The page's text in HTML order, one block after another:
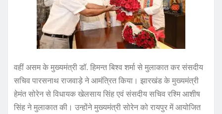
वहीं असम के मुख्यमंत्री डॉ. हिमन्त बिश्व शर्मा से मुलाकात कर संसदीय
सचिव पारसनाथ राजवाड़े ने आमंत्रित किया। झारखंड के मुख्यमंत्री
हेमंत सोरेन से विधायक खेलसाय सिंह एवं संसदीय सचिव रश्मि आशीष
सिंह ने मुलाकात की। उन्होंने मुख्यमंत्री सोरेन को रायपुर में आयोजित